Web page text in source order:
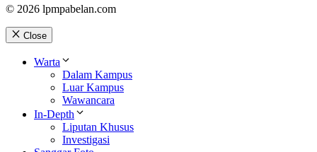
© 2026 lpmpabelan.com
Close
Warta
Dalam Kampus
Luar Kampus
Wawancara
In-Depth
Liputan Khusus
Investigasi